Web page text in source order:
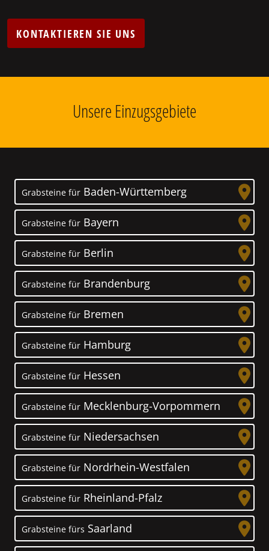
KONTAKTIEREN SIE UNS
Unsere Einzugsgebiete
Grabsteine für Baden-Württemberg
Grabsteine für Bayern
Grabsteine für Berlin
Grabsteine für Brandenburg
Grabsteine für Bremen
Grabsteine für Hamburg
Grabsteine für Hessen
Grabsteine für Mecklenburg-Vorpommern
Grabsteine für Niedersachsen
Grabsteine für Nordrhein-Westfalen
Grabsteine für Rheinland-Pfalz
Grabsteine fürs Saarland